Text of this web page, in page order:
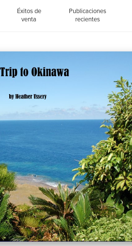
Éxitos de
venta
Publicaciones
recientes